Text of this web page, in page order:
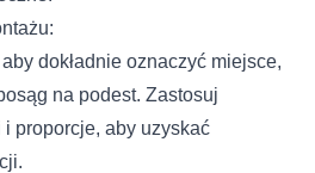
dokładnie oznaczyć miejsce,
na podest. Zastosuj
proporcje, aby uzyskać